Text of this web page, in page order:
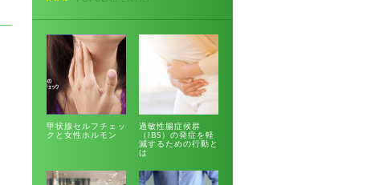
甲状腺セルフチェッ
クと女性ホルモン
過敏性腸症候群
（IBS）の発症を軽
減するための行動と
は